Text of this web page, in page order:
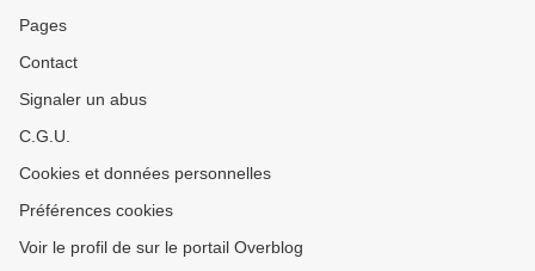
Pages
Contact
Signaler un abus
C.G.U.
Cookies et données personnelles
Préférences cookies
Voir le profil de sur le portail Overblog